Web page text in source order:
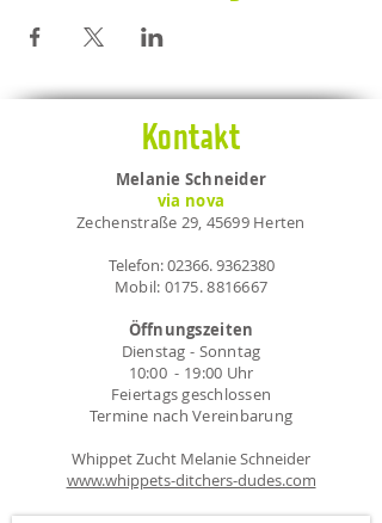
Kontakt
Melanie Schneider
via nova
Zechenstraße 29, 45699 Herten
Telefon:02366. 9362380
Mobil: 0175. 8816667
Öffnungszeiten
Dienstag - Sonntag
10:00 - 19:00 Uhr
Feiertags geschlossen
Termine nach Vereinbarung
Whippet Zucht Melanie Schneider
www.whippets-ditchers-dudes.com